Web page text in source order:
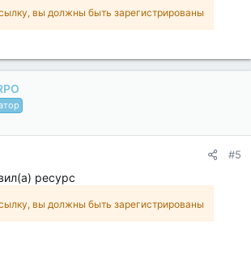
вы должны быть зарегистрированы
#5
ресурс
вы должны быть зарегистрированы